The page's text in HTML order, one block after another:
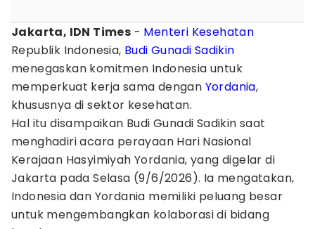
Jakarta, IDN Times - Menteri Kesehatan
Republik Indonesia, Budi Gunadi Sadikin
menegaskan komitmen Indonesia untuk
memperkuat kerja sama dengan Yordania,
khususnya di sektor kesehatan.
Hal itu disampaikan Budi Gunadi Sadikin saat
menghadiri acara perayaan Hari Nasional
Kerajaan Hasyimiyah Yordania, yang digelar di
Jakarta pada Selasa (9/6/2026). Ia mengatakan,
Indonesia dan Yordania memiliki peluang besar
untuk mengembangkan kolaborasi di bidang